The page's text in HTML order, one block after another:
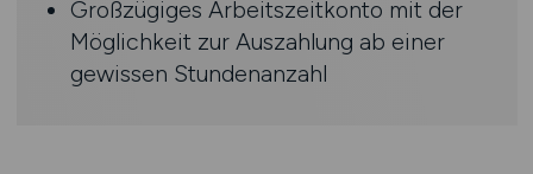
Großzügiges Arbeitszeitkonto mit der
Möglichkeit zur Auszahlung ab einer
gewissen Stundenanzahl